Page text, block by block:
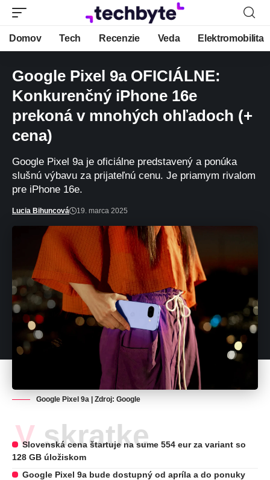
Domov Tech Recenzie Veda Elektromobilita
Google Pixel 9a OFICIÁLNE:
Konkurenčný iPhone 16e
prekoná v mnohých ohľadoch (+
cena)
Google Pixel 9a je oficiálne predstavený a ponúka
slušnú výbavu za prijateľnú cenu. Je priamym rivalom
pre iPhone 16e.
Lucia Bihuncová 19. marca 2025
Google Pixel 9a | Zdroj: Google
V skratke
Slovenská cena štartuje na sume 554 eur za variant so
128 GB úložiskom
Google Pixel 9a bude dostupný od apríla a do ponuky